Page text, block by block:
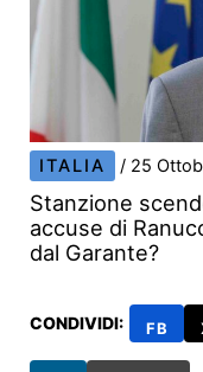
ITALIA / 25
Stanzione
accuse di
dal Garante?
CONDIVIDI: FB